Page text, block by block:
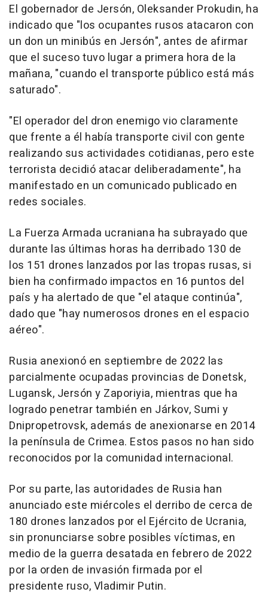
El gobernador de Jersón, Oleksander Prokudin, ha
indicado que "los ocupantes rusos atacaron con
un don un minibús en Jersón", antes de afirmar
que el suceso tuvo lugar a primera hora de la
mañana, "cuando el transporte público está más
saturado".
"El operador del dron enemigo vio claramente
que frente a él había transporte civil con gente
realizando sus actividades cotidianas, pero este
terrorista decidió atacar deliberadamente", ha
manifestado en un comunicado publicado en
redes sociales.
La Fuerza Armada ucraniana ha subrayado que
durante las últimas horas ha derribado 130 de
los 151 drones lanzados por las tropas rusas, si
bien ha confirmado impactos en 16 puntos del
país y ha alertado de que "el ataque continúa",
dado que "hay numerosos drones en el espacio
aéreo".
Rusia anexionó en septiembre de 2022 las
parcialmente ocupadas provincias de Donetsk,
Lugansk, Jersón y Zaporiyia, mientras que ha
logrado penetrar también en Járkov, Sumi y
Dnipropetrovsk, además de anexionarse en 2014
la península de Crimea. Estos pasos no han sido
reconocidos por la comunidad internacional.
Por su parte, las autoridades de Rusia han
anunciado este miércoles el derribo de cerca de
180 drones lanzados por el Ejército de Ucrania,
sin pronunciarse sobre posibles víctimas, en
medio de la guerra desatada en febrero de 2022
por la orden de invasión firmada por el
presidente ruso, Vladimir Putin.